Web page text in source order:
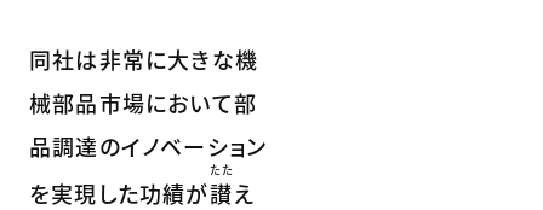
同社は非常に大きな機
械部品市場において部
品調達のイノベーション
を実現した功績が讃
たた
え